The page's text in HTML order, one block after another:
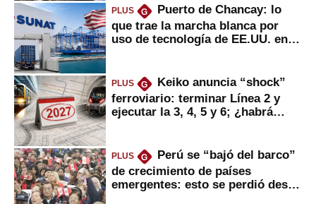
PLUS G
Puerto de Chancay: lo
que trae la marcha blanca por
uso de tecnología de EE.UU. en
PLUS G
Keiko anuncia “shock”
ferroviario: terminar Línea 2 y
ejecutar la 3, 4, 5 y 6; ¿habrá
PLUS G
Perú se “bajó del barco”
de crecimiento de países
emergentes: esto se perdió desde